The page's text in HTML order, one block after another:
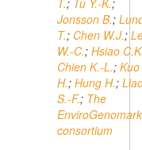
T.; Tu Y.-K.;
Jonsson B.;
T.; Chen W.J.;
W.-C.; Hsiao
Chien K.-L.; Kuo
H.; Hung H.;
S.-F.; The
consortium